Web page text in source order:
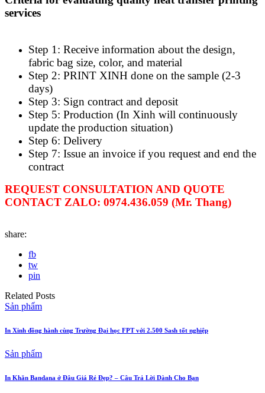
services
Step 1: Receive information about the design,
fabric bag size, color, and material
Step 2: PRINT XINH done on the sample (2-3
days)
Step 3: Sign contract and deposit
Step 5: Production (In Xinh will continuously
update the production situation)
Step 6: Delivery
Step 7: Issue an invoice if you request and end the
contract
REQUEST CONSULTATION AND QUOTE
CONTACT ZALO: 0974.436.059 (Mr. Thang)
share:
fb
tw
pin
Related Posts
Sản phẩm
In Xinh đồng hành cùng Trường Đại học FPT với 2.500 Sash tốt nghiệp
Sản phẩm
In Khăn Bandana ở Đâu Giá Rẻ Đẹp? – Câu Trả Lời Dành Cho Bạn